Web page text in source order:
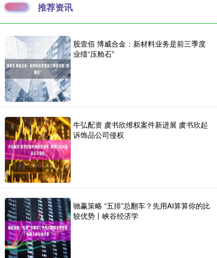
推荐资讯
股壹佰 博威合金：新材料业务是前三季度
业绩“压舱石”
牛弘配资 虞书欣维权案件新进展 虞书欣起
诉饰品公司侵权
驰赢策略 “五排”总翻车？先用AI算算你的比
较优势丨峡谷经济学